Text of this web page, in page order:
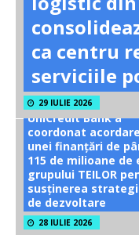
ca centru
serviciile
29 IULIE 2026
UniCredit Bank a
coordonat
unei finanțări de
115 de milioane de
grupului TEILOR
susținerea
de dezvoltare
28 IULIE 2026